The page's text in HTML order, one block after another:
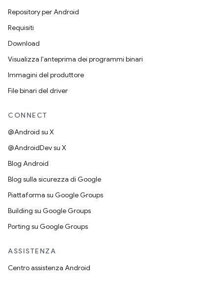
Repository per Android
Requisiti
Download
Visualizza l'anteprima dei programmi binari
Immagini del produttore
File binari del driver
CONNECT
@Android su X
@AndroidDev su X
Blog Android
Blog sulla sicurezza di Google
Piattaforma su Google Groups
Building su Google Groups
Porting su Google Groups
ASSISTENZA
Centro assistenza Android